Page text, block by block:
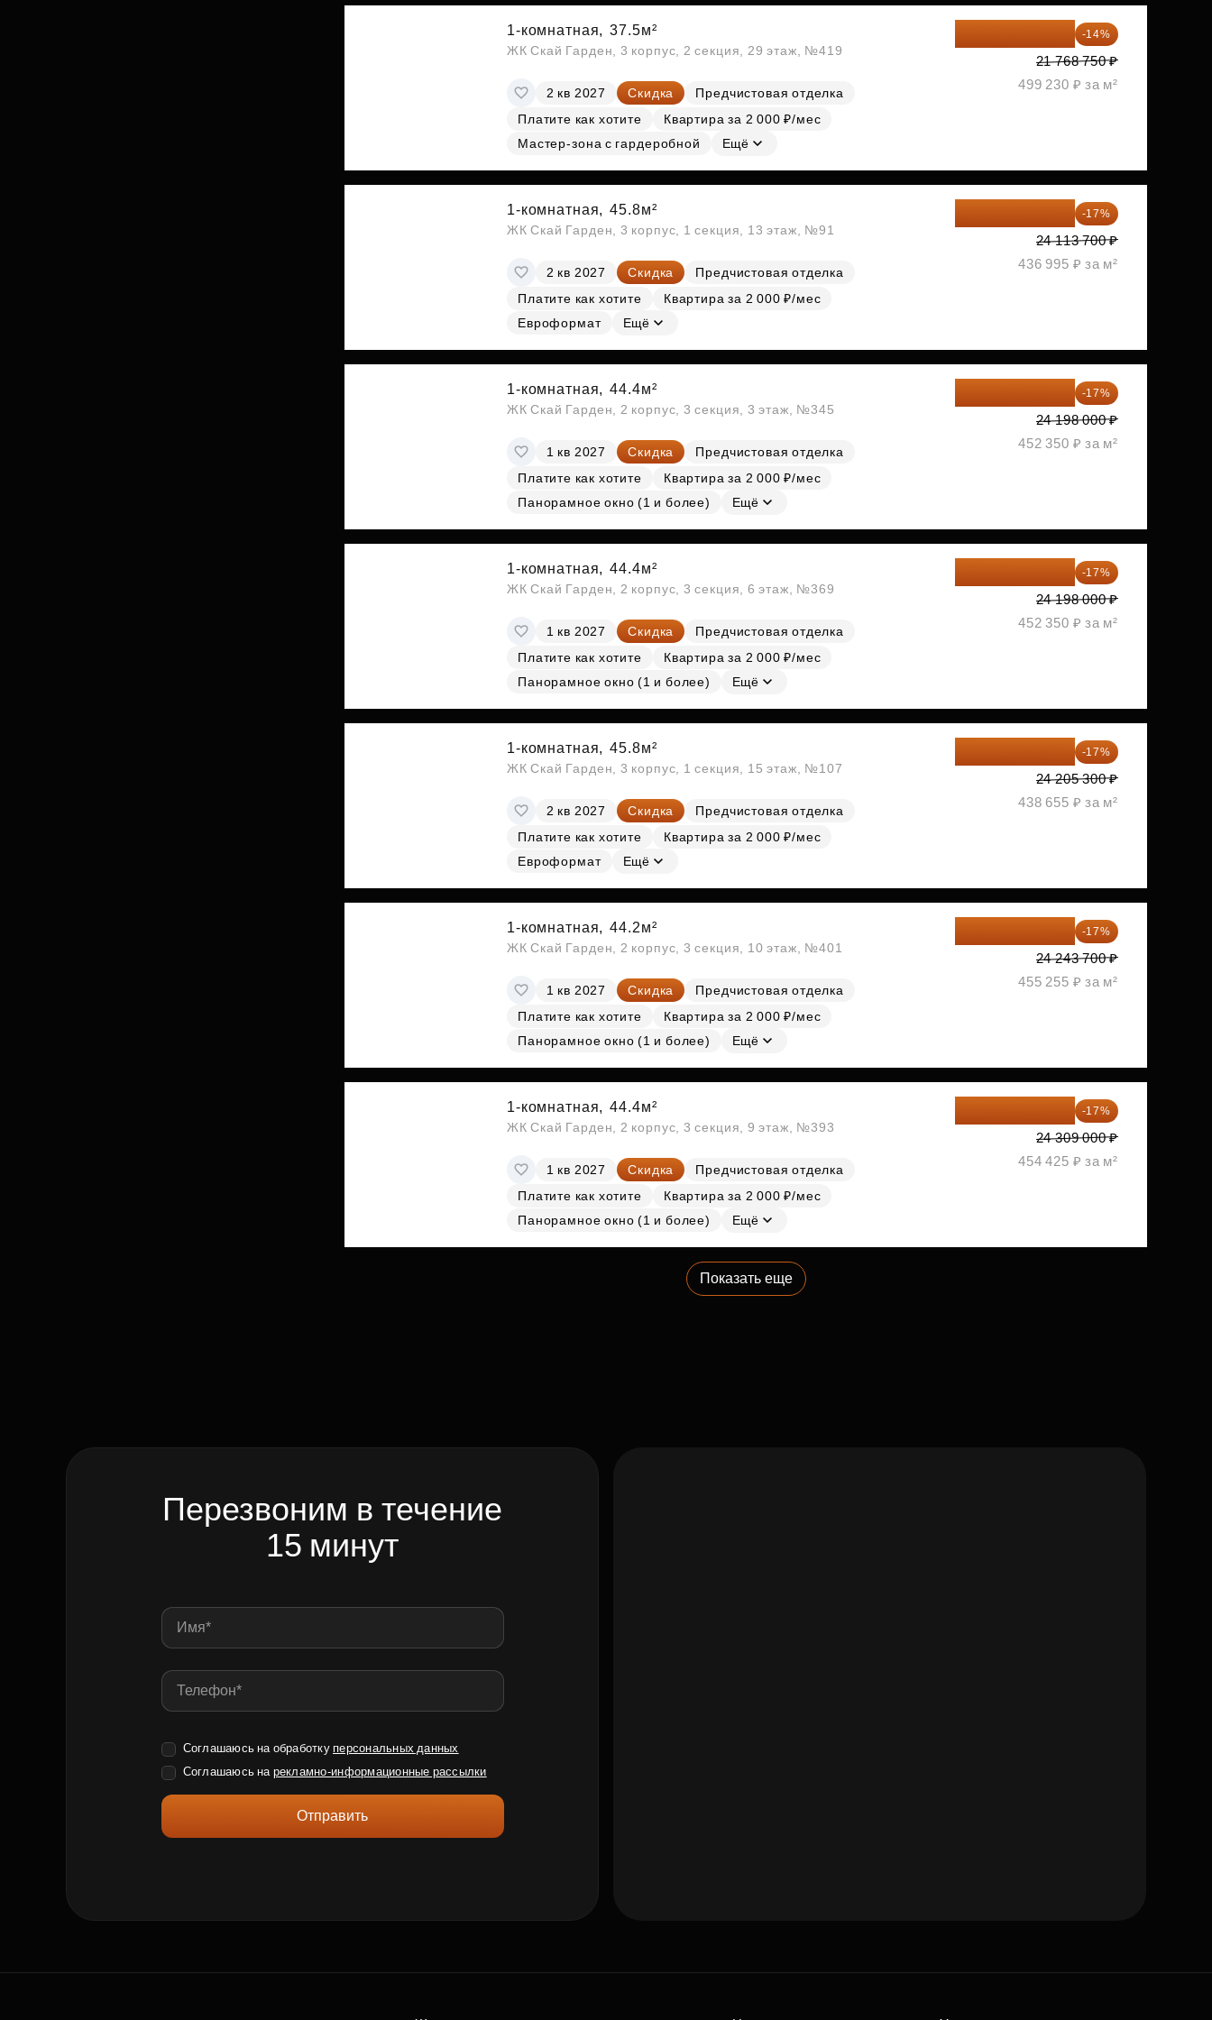
1-комнатная, 37.5м²
ЖК Скай Гарден, 3 корпус, 2 секция, 29 этаж, №419
2 кв 2027 Скидка
Предчистовая отделка
Платите как хотите
Квартира за 2 000 ₽/мес
Мастер-зона с гардеробной
Ещё
-14%
21 768 750 ₽
499 230 ₽ за м²
1-комнатная, 45.8м²
ЖК Скай Гарден, 3 корпус, 1 секция, 13 этаж, №91
2 кв 2027 Скидка
Предчистовая отделка
Платите как хотите
Квартира за 2 000 ₽/мес
Евроформат
Ещё
-17%
24 113 700 ₽
436 995 ₽ за м²
1-комнатная, 44.4м²
ЖК Скай Гарден, 2 корпус, 3 секция, 3 этаж, №345
1 кв 2027 Скидка
Предчистовая отделка
Платите как хотите
Квартира за 2 000 ₽/мес
Панорамное окно (1 и более)
Ещё
-17%
24 198 000 ₽
452 350 ₽ за м²
1-комнатная, 44.4м²
ЖК Скай Гарден, 2 корпус, 3 секция, 6 этаж, №369
1 кв 2027 Скидка
Предчистовая отделка
Платите как хотите
Квартира за 2 000 ₽/мес
Панорамное окно (1 и более)
Ещё
-17%
24 198 000 ₽
452 350 ₽ за м²
1-комнатная, 45.8м²
ЖК Скай Гарден, 3 корпус, 1 секция, 15 этаж, №107
2 кв 2027 Скидка
Предчистовая отделка
Платите как хотите
Квартира за 2 000 ₽/мес
Евроформат
Ещё
-17%
24 205 300 ₽
438 655 ₽ за м²
1-комнатная, 44.2м²
ЖК Скай Гарден, 2 корпус, 3 секция, 10 этаж, №401
1 кв 2027 Скидка
Предчистовая отделка
Платите как хотите
Квартира за 2 000 ₽/мес
Панорамное окно (1 и более)
Ещё
-17%
24 243 700 ₽
455 255 ₽ за м²
1-комнатная, 44.4м²
ЖК Скай Гарден, 2 корпус, 3 секция, 9 этаж, №393
1 кв 2027 Скидка
Предчистовая отделка
Платите как хотите
Квартира за 2 000 ₽/мес
Панорамное окно (1 и более)
Ещё
-17%
24 309 000 ₽
454 425 ₽ за м²
Показать еще
Перезвоним в течение
15 минут
Соглашаюсь на обработку персональных данных
Соглашаюсь на рекламно-информационные рассылки
Отправить